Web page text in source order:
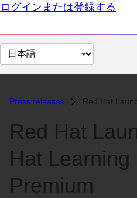
ログインまたは登録する
ペ
ー
のPress releases Red Hat Launches
Red Hat
Hat
Premium